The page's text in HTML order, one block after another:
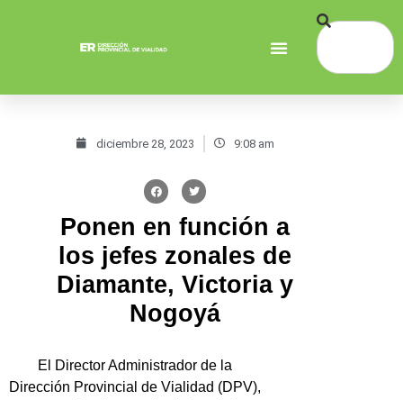
diciembre 28, 2023 9:08 am
Ponen en función a
los jefes zonales de
Diamante, Victoria y
Nogoyá
El Director Administrador de la
Dirección Provincial de Vialidad (DPV),